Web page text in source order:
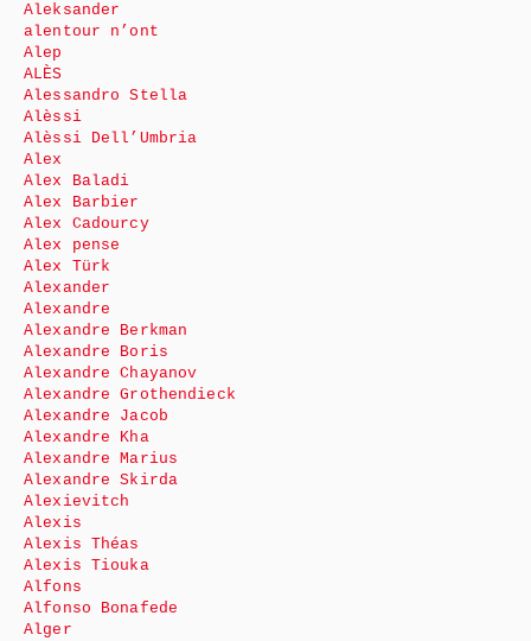
Aleksander
alentour n’ont
Alep
ALÈS
Alessandro Stella
Alèssi
Alèssi Dell’Umbria
Alex
Alex Baladi
Alex Barbier
Alex Cadourcy
Alex pense
Alex Türk
Alexander
Alexandre
Alexandre Berkman
Alexandre Boris
Alexandre Chayanov
Alexandre Grothendieck
Alexandre Jacob
Alexandre Kha
Alexandre Marius
Alexandre Skirda
Alexievitch
Alexis
Alexis Théas
Alexis Tiouka
Alfons
Alfonso Bonafede
Alger